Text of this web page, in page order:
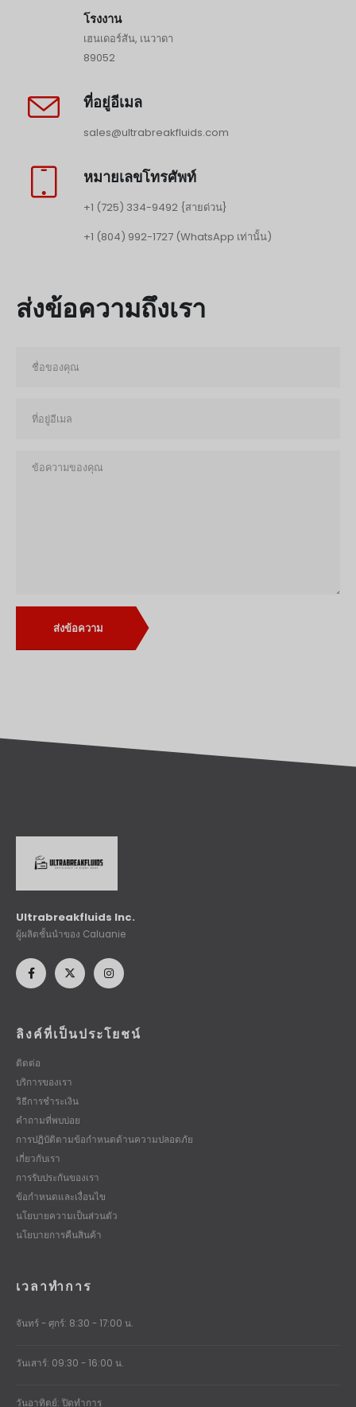
โรงงาน
เฮนเดอร์สัน, เนวาดา
89052
ที่อยู่อีเมล
sales@ultrabreakfluids.com
หมายเลขโทรศัพท์
+1 (725) 334-9492 {สายด่วน}
+1 (804) 992-1727 (WhatsApp เท่านั้น)
ส่งข้อความถึงเรา
ส่งข้อความ
Ultrabreakfluids Inc.
ผู้ผลิตชั้นนำของ Caluanie
ลิงค์ที่เป็นประโยชน์
ติดต่อ
บริการของเรา
วิธีการชำระเงิน
คำถามที่พบบ่อย
การปฏิบัติตามข้อกำหนดด้านความปลอดภัย
เกี่ยวกับเรา
การรับประกันของเรา
ข้อกำหนดและเงื่อนไข
นโยบายความเป็นส่วนตัว
นโยบายการคืนสินค้า
เวลาทำการ
จันทร์ - ศุกร์: 8:30 - 17:00 น.
วันเสาร์: 09:30 - 16:00 น.
วันอาทิตย์: ปิดทำการ